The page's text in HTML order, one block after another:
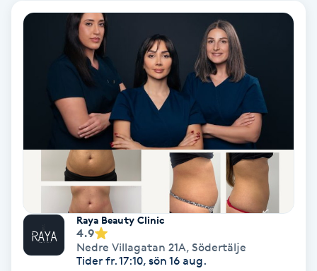
Diamantslipning
Enzympeeling
Extensions
Extensions borttagning
Eyeliner-tatuering
Raya Beauty Clinic
4.9
Nedre Villagatan 21A, Södertälje
Tider fr. 17:10, sön 16 aug.